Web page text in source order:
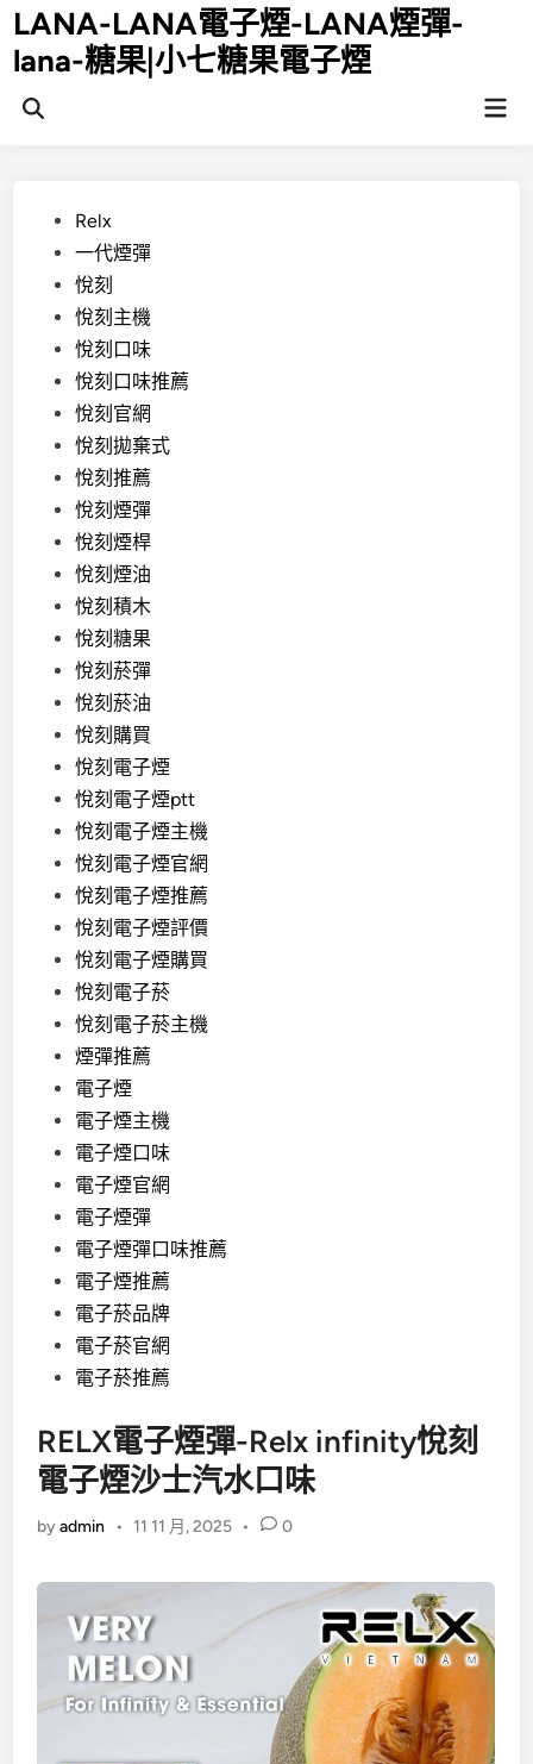
Skip
to
content
LANA-LANA電子煙-LANA煙彈-
lana-糖果|小七糖果電子煙
Open
PostedRelx
一代煙彈
悅刻
悅刻主機
悅刻口味
悅刻口味推薦
悅刻官網
悅刻拋棄式
悅刻推薦
悅刻煙彈
悅刻煙桿
悅刻煙油
悅刻積木
悅刻糖果
悅刻菸彈
悅刻菸油
悅刻購買
悅刻電子煙
悅刻電子煙ptt
悅刻電子煙主機
悅刻電子煙官網
悅刻電子煙推薦
悅刻電子煙評價
悅刻電子煙購買
悅刻電子菸
悅刻電子菸主機
煙彈推薦
電子煙
電子煙主機
電子煙口味
電子煙官網
電子煙彈
電子煙彈口味推薦
電子煙推薦
電子菸品牌
電子菸官網
電子菸推薦
RELX電子煙彈-Relx infinity悅刻
電子煙沙士汽水口味
byadmin • 11 11 月, 2025 • 0